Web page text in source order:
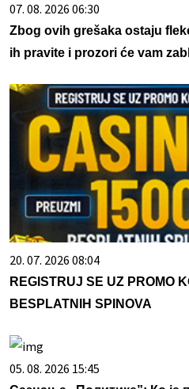
07. 08. 2026 06:30
Zbog ovih grešaka ostaju
ih pravite i prozori će vam
20. 07. 2026 08:04
REGISTRUJ SE UZ PROMO
BESPLATNIH SPINOVA
05. 08. 2026 15:45